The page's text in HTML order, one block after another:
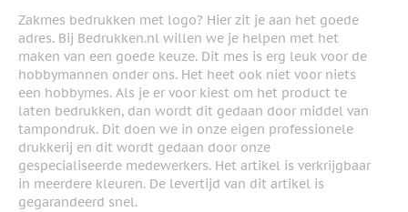
Zakmes bedrukken met logo? Hier zit je aan het goede
adres. Bij Bedrukken.nl willen we je helpen met het
maken van een goede keuze. Dit mes is erg leuk voor de
hobbymannen onder ons. Het heet ook niet voor niets
een hobbymes. Als je er voor kiest om het product te
laten bedrukken, dan wordt dit gedaan door middel van
tampondruk. Dit doen we in onze eigen professionele
drukkerij en dit wordt gedaan door onze
gespecialiseerde medewerkers. Het artikel is verkrijgbaar
in meerdere kleuren. De levertijd van dit artikel is
gegarandeerd snel.